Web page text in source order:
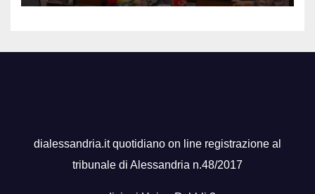
dialessandria.it quotidiano on line registrazione al
tribunale di Alessandria n.48/2017